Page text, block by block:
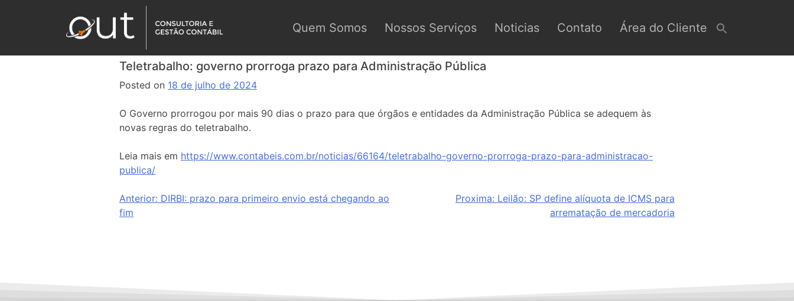
Quem Somos Nossos Serviços Noticias Contato Área do Cliente
Teletrabalho: governo prorroga prazo para Administração Pública
Posted on 18 de julho de 2024
O Governo prorrogou por mais 90 dias o prazo para que órgãos e entidades da Administração Pública se adequem às
novas regras do teletrabalho.
Leia mais em https://www.contabeis.com.br/noticias/66164/teletrabalho-governo-prorroga-prazo-para-administracao-
publica/
Anterior: DIRBI: prazo para primeiro envio está chegando ao
fim
Proxima: Leilão: SP define alíquota de ICMS para
arrematação de mercadoria